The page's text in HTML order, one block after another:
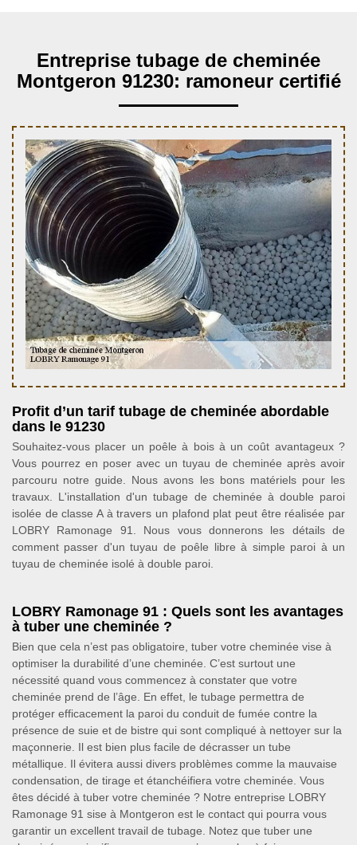
Entreprise tubage de cheminée
Montgeron 91230: ramoneur certifié
Profit d’un tarif tubage de cheminée abordable
dans le 91230
Souhaitez-vous placer un poêle à bois à un coût avantageux ?
Vous pourrez en poser avec un tuyau de cheminée après avoir
parcouru notre guide. Nous avons les bons matériels pour les
travaux. L'installation d'un tubage de cheminée à double paroi
isolée de classe A à travers un plafond plat peut être réalisée par
LOBRY Ramonage 91. Nous vous donnerons les détails de
comment passer d'un tuyau de poêle libre à simple paroi à un
tuyau de cheminée isolé à double paroi.
LOBRY Ramonage 91 : Quels sont les avantages
à tuber une cheminée ?
Bien que cela n’est pas obligatoire, tuber votre cheminée vise à
optimiser la durabilité d’une cheminée. C’est surtout une
nécessité quand vous commencez à constater que votre
cheminée prend de l’âge. En effet, le tubage permettra de
protéger efficacement la paroi du conduit de fumée contre la
présence de suie et de bistre qui sont compliqué à nettoyer sur la
maçonnerie. Il est bien plus facile de décrasser un tube
métallique. Il évitera aussi divers problèmes comme la mauvaise
condensation, de tirage et étanchéifiera votre cheminée. Vous
êtes décidé à tuber votre cheminée ? Notre entreprise LOBRY
Ramonage 91 sise à Montgeron est le contact qui pourra vous
garantir un excellent travail de tubage. Notez que tuber une